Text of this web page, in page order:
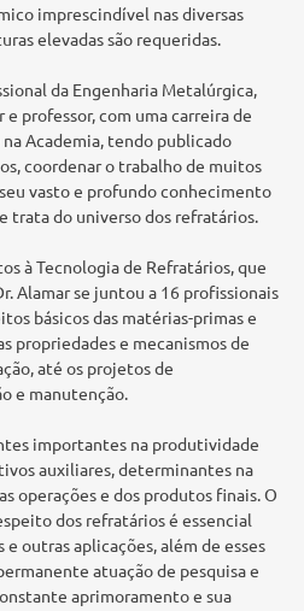
imprescindível nas diversas
elevadas são requeridas.
da Engenharia Metalúrgica,
professor, com uma carreira de
Academia, tendo publicado
coordenar o trabalho de muitos
vasto e profundo conhecimento
trata do universo dos refratários.
à Tecnologia de Refratários, que
Alamar se juntou a 16 profissionais
básicos das matérias-primas e
propriedades e mecanismos de
até os projetos de
e manutenção.
importantes na produtividade
auxiliares, determinantes na
operações e dos produtos finais. O
dos refratários é essencial
outras aplicações, além de esses
atuação de pesquisa e
aprimoramento e sua